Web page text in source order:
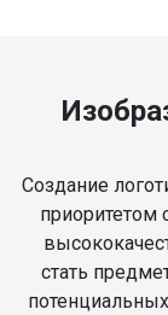
Создание
приоритетом
стать